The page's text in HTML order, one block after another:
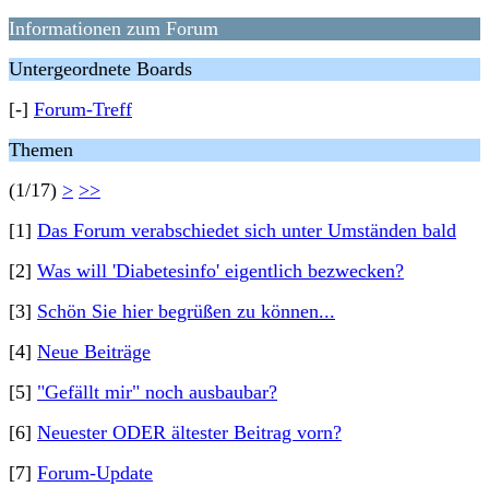
Informationen zum Forum
Untergeordnete Boards
[-] Forum-Treff
Themen
(1/17) > >>
[1] Das Forum verabschiedet sich unter Umständen bald
[2] Was will 'Diabetesinfo' eigentlich bezwecken?
[3] Schön Sie hier begrüßen zu können...
[4] Neue Beiträge
[5] "Gefällt mir" noch ausbaubar?
[6] Neuester ODER ältester Beitrag vorn?
[7] Forum-Update